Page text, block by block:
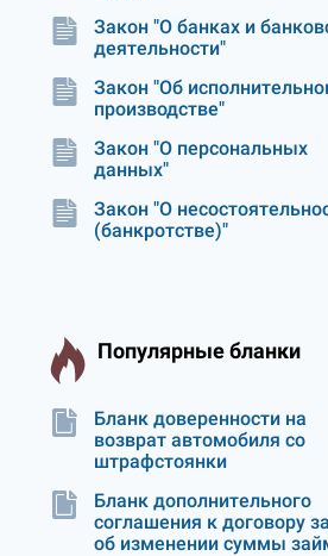
Закон "О банках и
деятельности"
Закон "Об
производстве"
Закон "О персональных
данных"
Закон "О
(банкротстве)"
Популярные бланки
Бланк доверенности на
возврат автомобиля со
штрафстоянки
Бланк дополнительного
соглашения к договору
об изменении суммы